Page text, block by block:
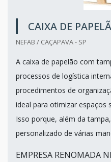
CAIXA DE
NEFAB / CAÇAPAVA - SP
A caixa de papelão com
processos de logística
procedimentos de
ideal para otimizar espaços
Isso porque, além da
personalizado de várias
EMPRESA RENOMADA